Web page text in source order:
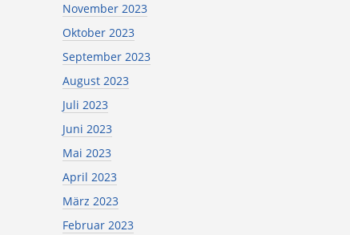
November 2023
Oktober 2023
September 2023
August 2023
Juli 2023
Juni 2023
Mai 2023
April 2023
März 2023
Februar 2023